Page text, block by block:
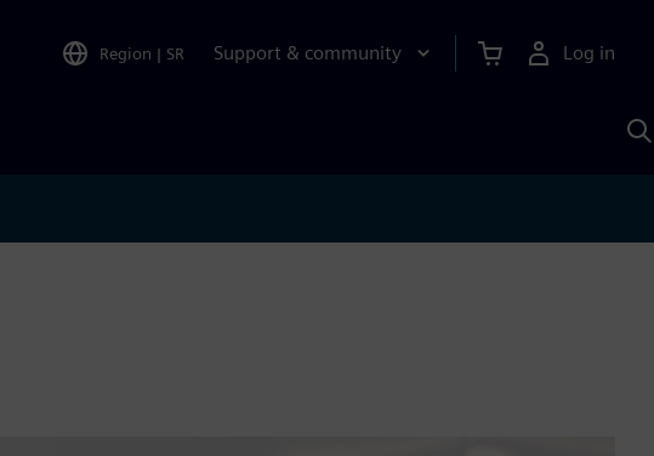
Region | SR Support & community Log in